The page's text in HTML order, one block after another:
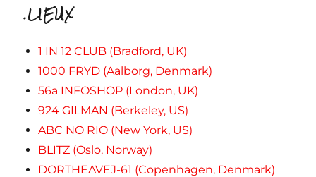
.LIEUX
1 IN 12 CLUB (Bradford, UK)
1000 FRYD (Aalborg, Denmark)
56a INFOSHOP (London, UK)
924 GILMAN (Berkeley, US)
ABC NO RIO (New York, US)
BLITZ (Oslo, Norway)
DORTHEAVEJ-61 (Copenhagen, Denmark)